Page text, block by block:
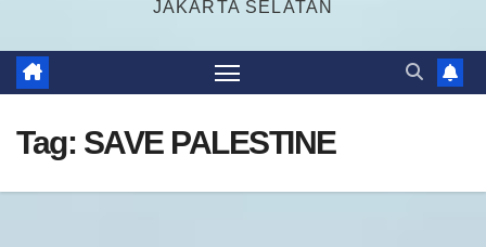
JAKARTA SELATAN
Tag: SAVE PALESTINE